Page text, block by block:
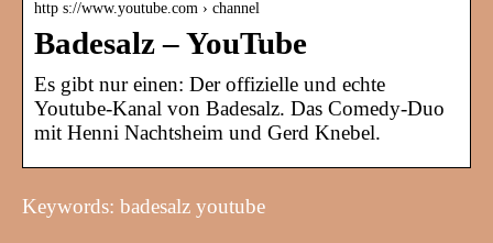
http s://www.youtube.com › channel
Badesalz – YouTube
Es gibt nur einen: Der offizielle und echte
Youtube-Kanal von Badesalz. Das Comedy-Duo
mit Henni Nachtsheim und Gerd Knebel.
Keywords: badesalz youtube